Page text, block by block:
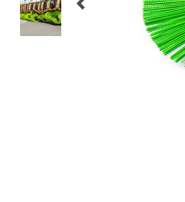
WERKZEUGBÜRSTEN